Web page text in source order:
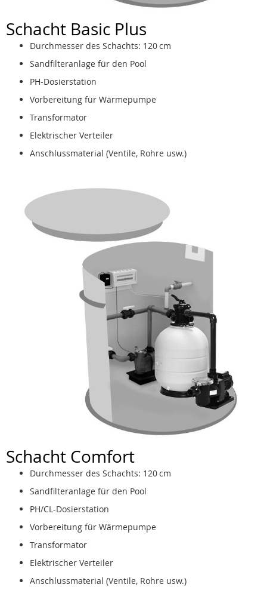
Schacht Basic Plus
Durchmesser des Schachts: 120 cm
Sandfilteranlage für den Pool
PH-Dosierstation
Vorbereitung für Wärmepumpe
Transformator
Elektrischer Verteiler
Anschlussmaterial (Ventile, Rohre usw.)
Schacht Comfort
Durchmesser des Schachts: 120 cm
Sandfilteranlage für den Pool
PH/CL-Dosierstation
Vorbereitung für Wärmepumpe
Transformator
Elektrischer Verteiler
Anschlussmaterial (Ventile, Rohre usw.)